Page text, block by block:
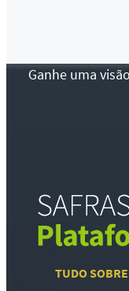
Ganhe uma
TUDO